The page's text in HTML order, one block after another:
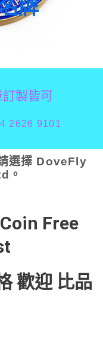
牌
製皆可
2626 9101
選擇 DoveFly
。
Free
歡迎 比品